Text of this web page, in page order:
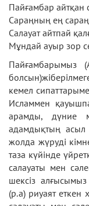
Пайғамбар айтқан
Сараңның ең
Салауат айтпай
Мұндай ауыр зор
Пайғамбарымыз
кемел
Исламмен
арамды, дүние
адамдықтың асыл
жолда жүруді
таза күйінде
салауаты мен
шексіз алғысымыз
(р.а) риуаят